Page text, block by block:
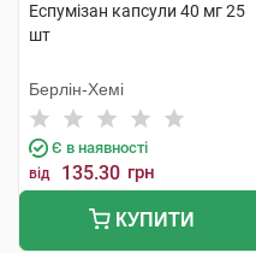
Еспумізан капсули 40 мг 25
шт
Берлін-Хемі
Є в наявності
від 135.30 грн
КУПИТИ